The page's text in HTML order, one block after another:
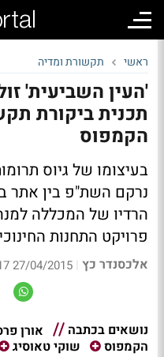
ראשי תקשורת ומדיה
'העין השביעית'
תכנית ביקורת
הקמפוס
בעיצומו של גיוס
נרקם השת"פ בין אתר
הרדיו של המכללה
פרויקט התחנות
אלכסנדר כץ |
27/04/2015 09:17
נושאים בכתבה אורן
הקמפוס
שוקי טאוסיג